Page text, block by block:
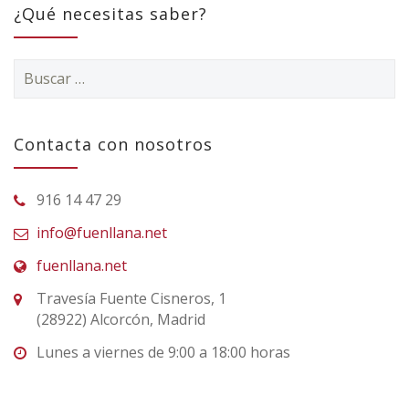
¿Qué necesitas saber?
Buscar:
Contacta con nosotros
916 14 47 29
info@fuenllana.net
fuenllana.net
Travesía Fuente Cisneros, 1
(28922) Alcorcón, Madrid
Lunes a viernes de 9:00 a 18:00 horas